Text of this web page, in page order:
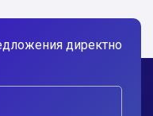
директно